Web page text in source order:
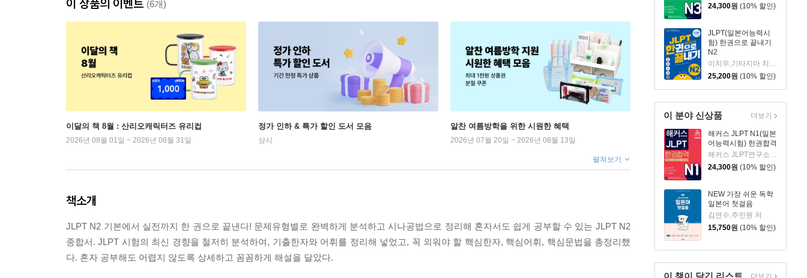
24,300원 (10% 할인)
JLPT(일본어능력시
험) 한권으로 끝내기
N2
이치우,기타지마 치즈코,박성길,도리이 마이코 저
25,200원 (10% 할인)
이 분야 신상품
해커스 JLPT N1(일본
어능력시험) 한권합격
해커스 JLPT연구소 저
24,300원 (10% 할인)
NEW 가장 쉬운 독학
일본어 첫걸음
김연수,주인원 저
15,750원 (10% 할인)
더보기
이 책이 담긴 리스트 더보기
이 상품의 이벤트 (6개)
이달의 책 8월 : 산리오캐릭터즈 유리컵
2026년 08월 01일 ~ 2026년 08월 31일
정가 인하 & 특가 할인 도서 모음
상시
알찬 여름방학을 위한 시원한 혜택
2026년 07월 20일 ~ 2026년 08월 13일
펼쳐보기
책소개
JLPT N2 기본에서 실전까지 한 권으로 끝낸다! 문제유형별로 완벽하게 분석하고 시나공법으로 정리해 혼자서도 쉽게 공부할 수 있는 JLPT N2
종합서. JLPT 시험의 최신 경향을 철저히 분석하여, 기출한자와 어휘를 정리해 넣었고, 꼭 외워야 할 핵심한자, 핵심어휘, 핵심문법을 총정리했
다. 혼자 공부해도 어렵지 않도록 상세하고 꼼꼼하게 해설을 달았다.